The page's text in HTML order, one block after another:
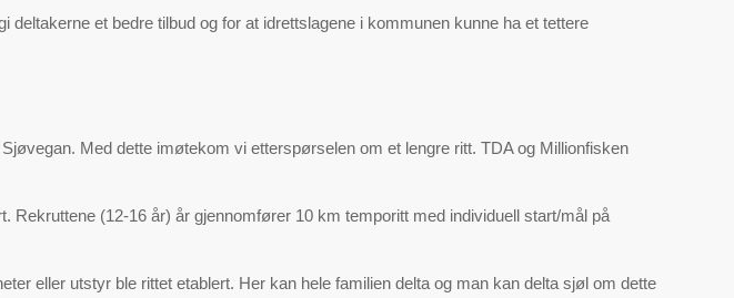
et bedre tilbud og for at idrettslagene i kommunen kunne ha et tettere
Med dette imøtekom vi etterspørselen om et lengre ritt. TDA og Millionfisken
(12-16 år) år gjennomfører 10 km temporitt med individuell start/mål på
eller utstyr ble rittet etablert. Her kan hele familien delta og man kan delta sjøl om dette